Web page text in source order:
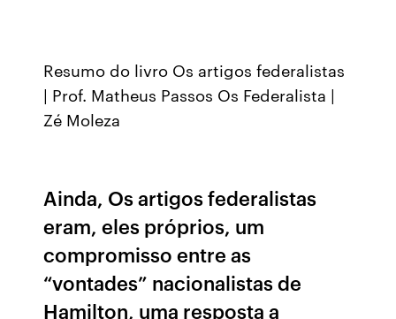
Resumo do livro Os artigos federalistas
| Prof. Matheus Passos Os Federalista |
Zé Moleza
Ainda, Os artigos federalistas
eram, eles próprios, um
compromisso entre as
“vontades” nacionalistas de
Hamilton, uma resposta a